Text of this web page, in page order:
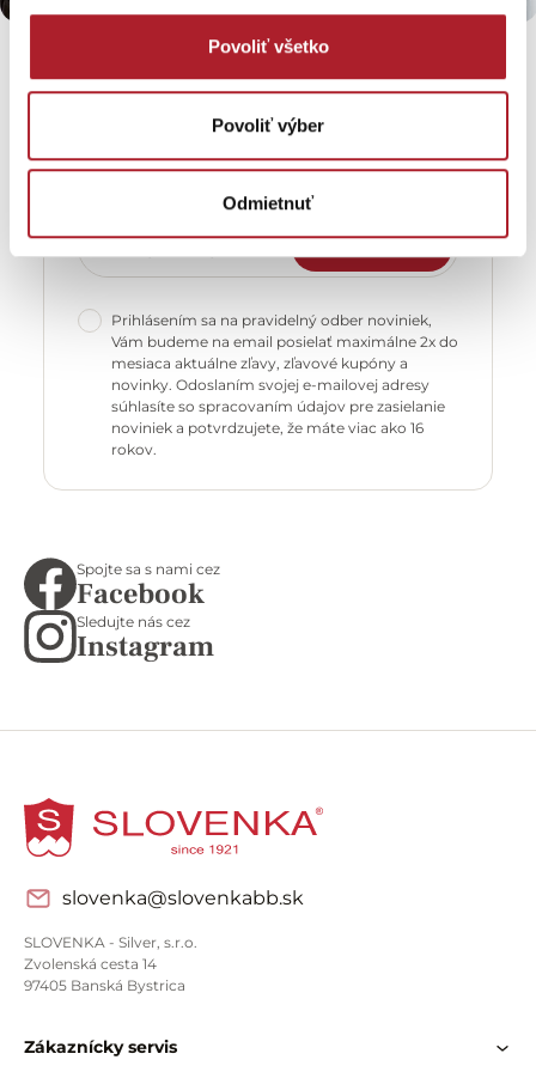
Povoliť všetko
Povoliť výber
Odmietnuť
Aktuálne zľavy a novinky
Prihláste sa a budete dostávať všetky novinky z
Prihlásením sa na pravidelný odber noviniek,
Vám budeme na email posielať maximálne 2x do
mesiaca aktuálne zľavy, zľavové kupóny a
novinky. Odoslaním svojej e-mailovej adresy
súhlasíte so spracovaním údajov pre zasielanie
noviniek a potvrdzujete, že máte viac ako 16
rokov.
Spojte sa s nami cez
Facebook
Sledujte nás cez
Instagram
slovenka@slovenkabb.sk
SLOVENKA - Silver, s.r.o.
Zvolenská cesta 14
97405 Banská Bystrica
Zákaznícky servis